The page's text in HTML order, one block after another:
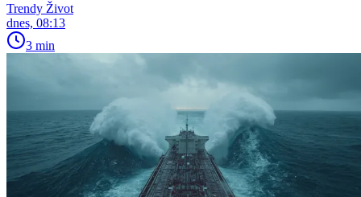
Trendy Život
dnes, 08:13
3 min